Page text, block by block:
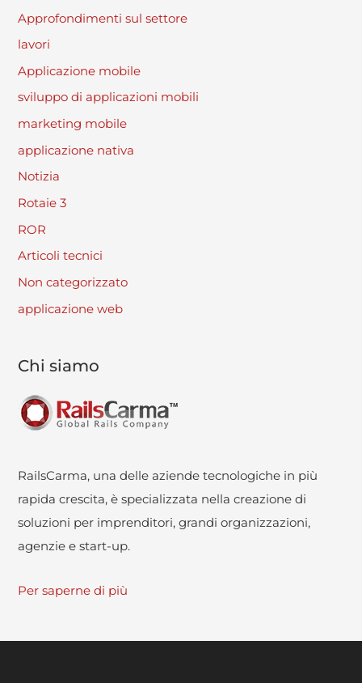
Approfondimenti sul settore
lavori
Applicazione mobile
sviluppo di applicazioni mobili
marketing mobile
applicazione nativa
Notizia
Rotaie 3
ROR
Articoli tecnici
Non categorizzato
applicazione web
Chi siamo
RailsCarma, una delle aziende tecnologiche in più
rapida crescita, è specializzata nella creazione di
soluzioni per imprenditori, grandi organizzazioni,
agenzie e start-up.
Per saperne di più